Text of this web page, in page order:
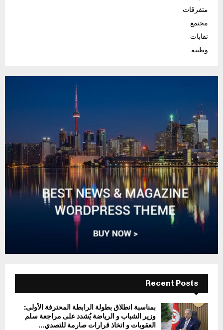
متفرقات
مجتمع
نقابات
وطنية
Recent Posts
بمناسبة انطلاق بطولة الرابطة المحترفة الأولى:
وزير الشباب و الرياضة يُشدد على مراجعة سلم
العقوبات و اتخاذ قرارات صارمة للتصدي...